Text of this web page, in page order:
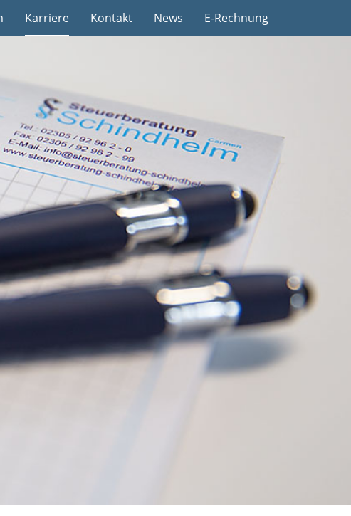
Karriere Kontakt News E-Rechnung